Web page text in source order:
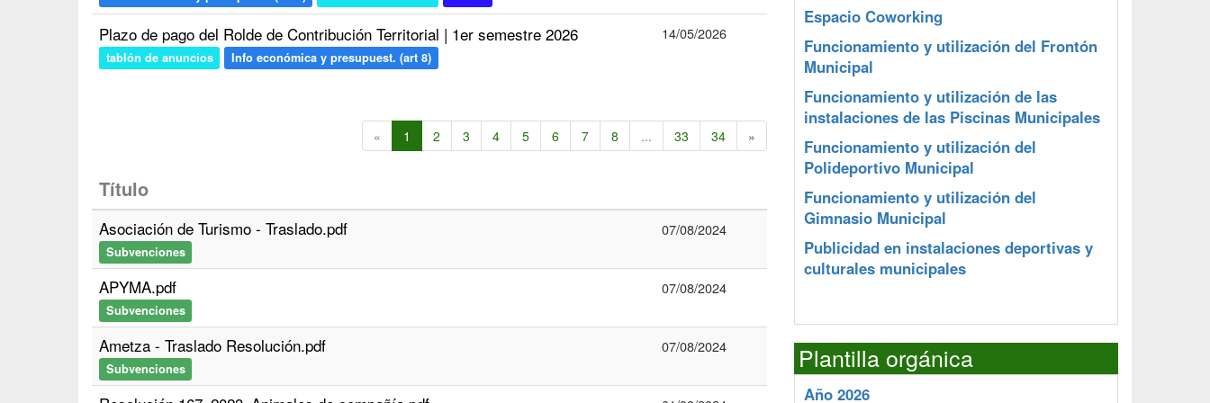
Plazo de pago del Rolde de Contribución Territorial | 1er semestre 2026
tablón de anuncios Info económica y presupuest. (art 8)
14/05/2026
« 1 2 3 4 5 6 7 8 ... 33 34 »
Título
Asociación de Turismo - Traslado.pdf
Subvenciones
07/08/2024
APYMA.pdf
Subvenciones
07/08/2024
Ametza - Traslado Resolución.pdf
Subvenciones
07/08/2024
Espacio Coworking
Funcionamiento y utilización del Frontón
Municipal
Funcionamiento y utilización de las
instalaciones de las Piscinas Municipales
Funcionamiento y utilización del
Polideportivo Municipal
Funcionamiento y utilización del
Gimnasio Municipal
Publicidad en instalaciones deportivas y
culturales municipales
Plantilla orgánica
Año 2026